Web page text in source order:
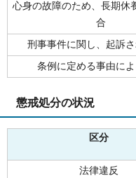
心身の故障のため、長期休
合
刑事事件に関し、起訴
条例に定める事由に
懲戒処分の状況
区分
法律違反